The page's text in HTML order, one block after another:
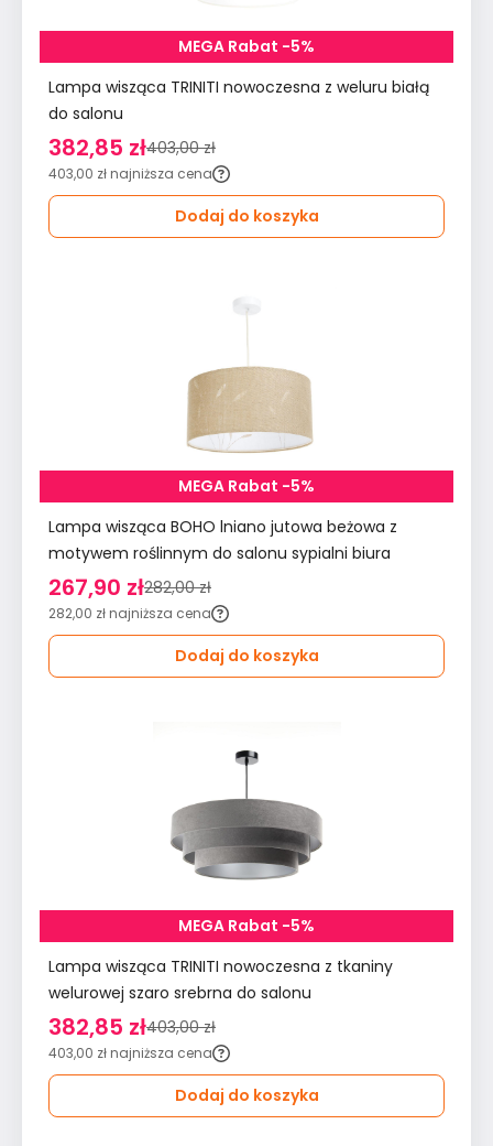
MEGA Rabat -5%
Lampa wisząca TRINITI nowoczesna z weluru białą
do salonu
382,85 zł403,00 zł
403,00 zł najniższa cena
Dodaj do koszyka
MEGA Rabat -5%
Lampa wisząca BOHO lniano jutowa beżowa z
motywem roślinnym do salonu sypialni biura
267,90 zł282,00 zł
282,00 zł najniższa cena
Dodaj do koszyka
MEGA Rabat -5%
Lampa wisząca TRINITI nowoczesna z tkaniny
welurowej szaro srebrna do salonu
382,85 zł403,00 zł
403,00 zł najniższa cena
Dodaj do koszyka